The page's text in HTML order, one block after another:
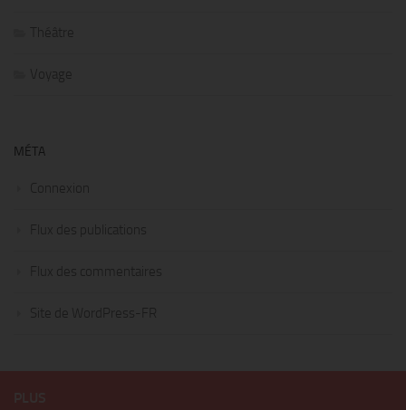
Théâtre
Voyage
MÉTA
Connexion
Flux des publications
Flux des commentaires
Site de WordPress-FR